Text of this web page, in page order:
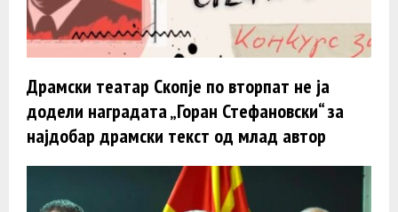
Драмски театар Скопје по вторпат не ја
додели наградата „Горан Стефановски“ за
најдобар драмски текст од млад автор